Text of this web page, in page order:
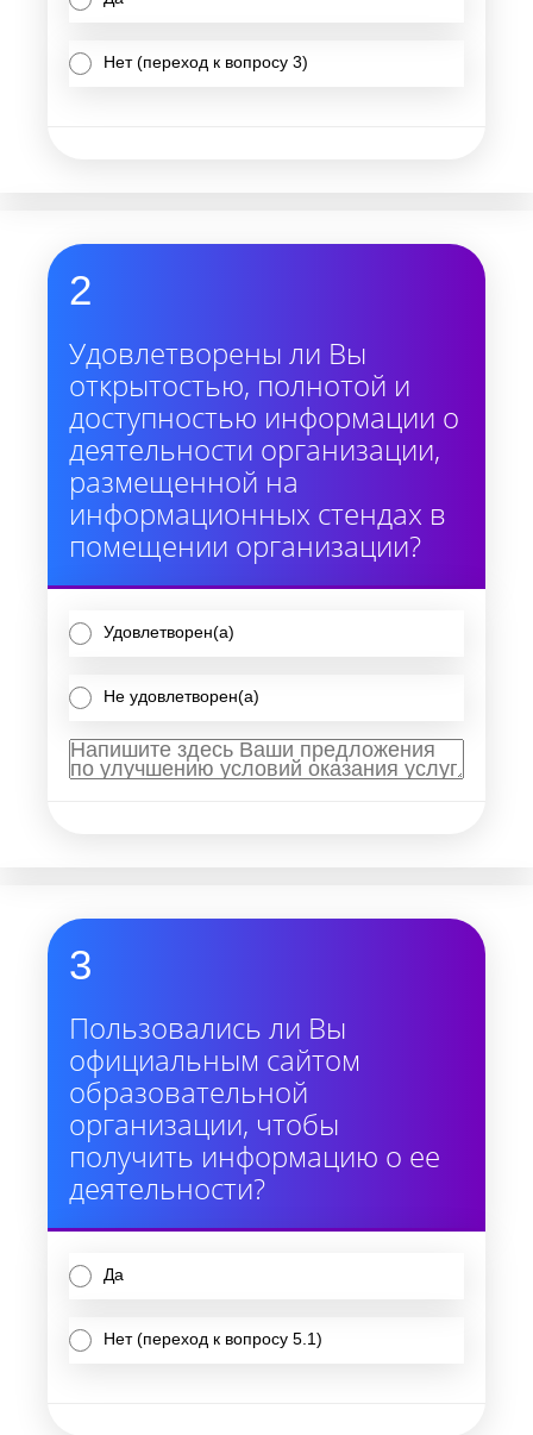
Нет (переход к вопросу 3)
2
Удовлетворены ли Вы
открытостью, полнотой и
доступностью информации о
деятельности организации,
размещенной на
информационных стендах в
помещении организации?
Удовлетворен(а)
Не удовлетворен(а)
3
Пользовались ли Вы
официальным сайтом
образовательной
организации, чтобы
получить информацию о ее
деятельности?
Да
Нет (переход к вопросу 5.1)